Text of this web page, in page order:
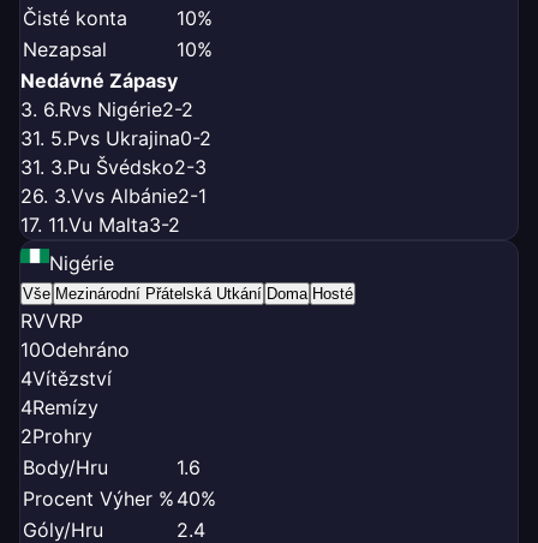
Čisté konta
10%
Nezapsal
10%
Nedávné Zápasy
3. 6.Rvs Nigérie2-2
31. 5.Pvs Ukrajina0-2
31. 3.Pu Švédsko2-3
26. 3.Vvs Albánie2-1
17. 11.Vu Malta3-2
Nigérie
Vše Mezinárodní Přátelská Utkání Doma Hosté
RVVRP
10Odehráno
4Vítězství
4Remízy
2Prohry
Body/Hru
1.6
Procent Výher % 40%
Góly/Hru
2.4